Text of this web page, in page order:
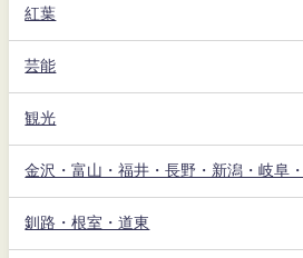
紅葉
芸能
観光
金沢・富山・福井・長野・新潟・岐阜
釧路・根室・道東